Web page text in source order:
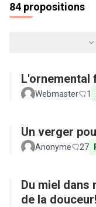
84 propositions
L'ornemental
Webmaster 1
Un verger
Anonyme 27
Du miel dans
de la douceur!